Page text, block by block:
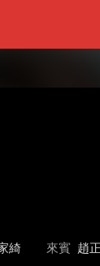
綺 來賓 趙